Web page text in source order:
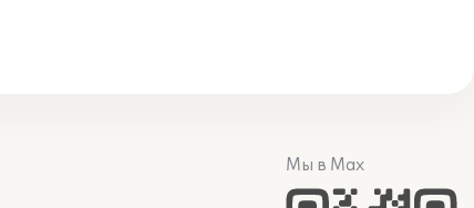
Мы в Max